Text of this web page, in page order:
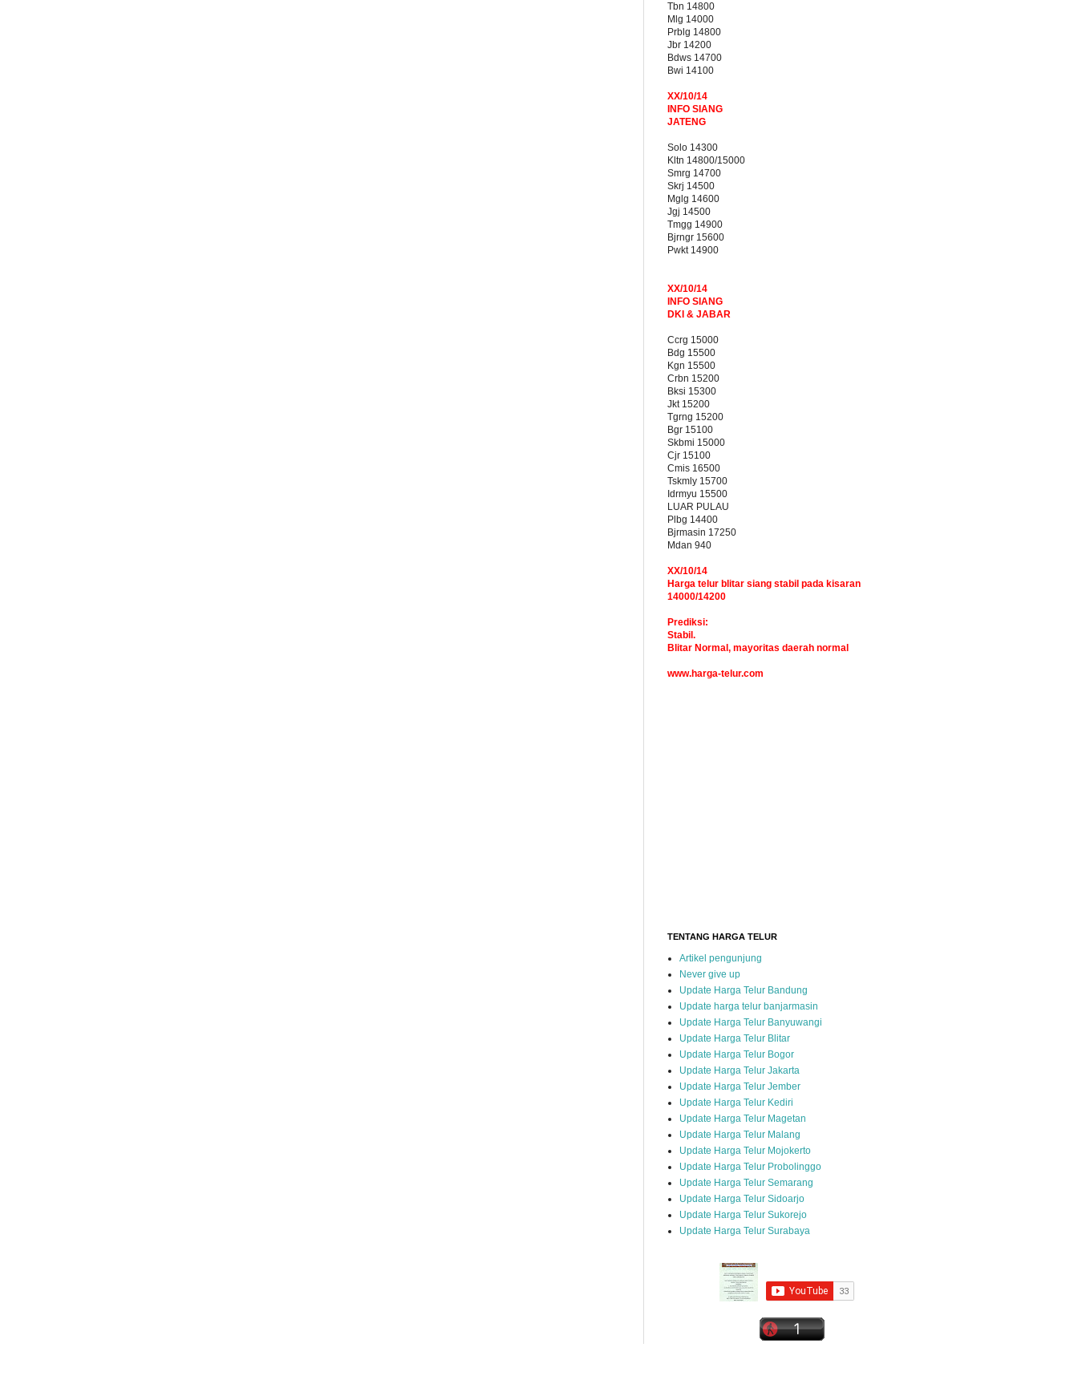
Tbn 14800
Mlg 14000
Prblg 14800
Jbr 14200
Bdws 14700
Bwi 14100
XX/10/14
INFO SIANG
JATENG
Solo 14300
Kltn 14800/15000
Smrg 14700
Skrj 14500
Mglg 14600
Jgj 14500
Tmgg 14900
Bjrngr 15600
Pwkt 14900
XX/10/14
INFO SIANG
DKI & JABAR
Ccrg 15000
Bdg 15500
Kgn 15500
Crbn 15200
Bksi 15300
Jkt 15200
Tgrng 15200
Bgr 15100
Skbmi 15000
Cjr 15100
Cmis 16500
Tskmly 15700
Idrmyu 15500
LUAR PULAU
Plbg 14400
Bjrmasin 17250
Mdan 940
XX/10/14
Harga telur blitar siang stabil pada kisaran
14000/14200
Prediksi:
Stabil.
Blitar Normal, mayoritas daerah normal
www.harga-telur.com
TENTANG HARGA TELUR
Artikel pengunjung
Never give up
Update Harga Telur Bandung
Update harga telur banjarmasin
Update Harga Telur Banyuwangi
Update Harga Telur Blitar
Update Harga Telur Bogor
Update Harga Telur Jakarta
Update Harga Telur Jember
Update Harga Telur Kediri
Update Harga Telur Magetan
Update Harga Telur Malang
Update Harga Telur Mojokerto
Update Harga Telur Probolinggo
Update Harga Telur Semarang
Update Harga Telur Sidoarjo
Update Harga Telur Sukorejo
Update Harga Telur Surabaya